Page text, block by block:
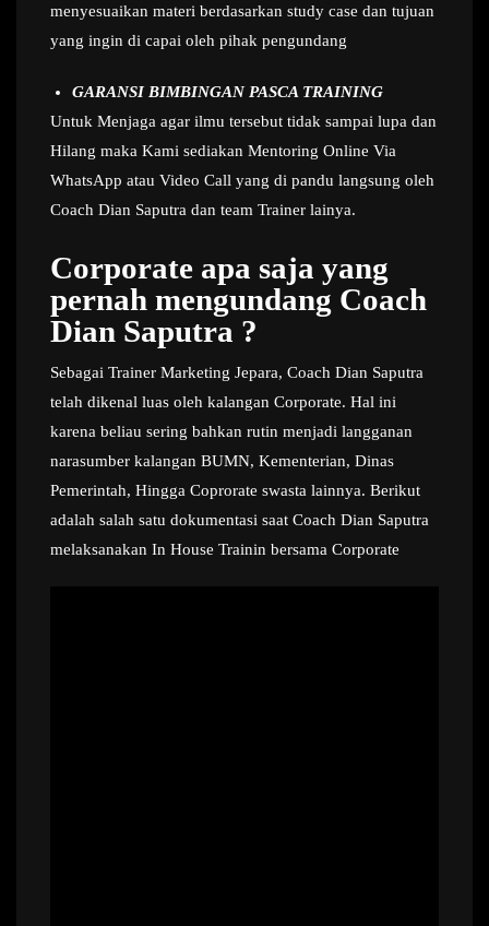
menyesuaikan materi berdasarkan study case dan tujuan
yang ingin di capai oleh pihak pengundang
GARANSI BIMBINGAN PASCA TRAINING
Untuk Menjaga agar ilmu tersebut tidak sampai lupa dan
Hilang maka Kami sediakan Mentoring Online Via
WhatsApp atau Video Call yang di pandu langsung oleh
Coach Dian Saputra dan team Trainer lainya.
Corporate apa saja yang
pernah mengundang Coach
Dian Saputra ?
Sebagai Trainer Marketing Jepara, Coach Dian Saputra
telah dikenal luas oleh kalangan Corporate. Hal ini
karena beliau sering bahkan rutin menjadi langganan
narasumber kalangan BUMN, Kementerian, Dinas
Pemerintah, Hingga Coprorate swasta lainnya. Berikut
adalah salah satu dokumentasi saat Coach Dian Saputra
melaksanakan In House Trainin bersama Corporate